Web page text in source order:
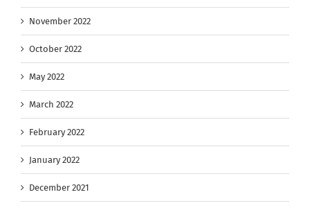
November 2022
October 2022
May 2022
March 2022
February 2022
January 2022
December 2021